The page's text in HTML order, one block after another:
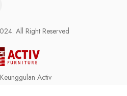
All Right Reserved